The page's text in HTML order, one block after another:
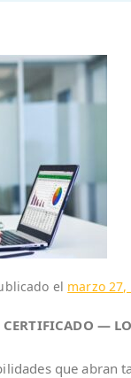
el marzo 27,
CERTIFICADO —
que abran